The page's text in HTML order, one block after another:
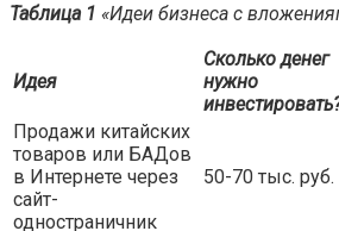
Таблица 1 «Идеи бизнеса с
Идея
Сколько денег
нужно
Продажи китайских
товаров или БАДов
в Интернете через
сайт-
одностраничник
50-70 тыс. руб.